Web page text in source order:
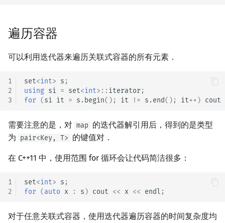
遍历容器
可以利用迭代器来遍历关联式容器的所有元素．
1
2
3
set<int> s ;
using si = set<int>:: iterator;
for (si it = s . begin(); it != s .end(); it++) cout
需要注意的是，对 map 的迭代器解引用后，得到的是类型
为 pair<Key, T> 的键值对．
在 C++11 中，使用范围 for 循环会让代码简洁很多：
1
2
set<int> s ;
for (auto x : s) cout << x << endl ;
对于任意关联式容器，使用迭代器遍历容器的时间复杂度均